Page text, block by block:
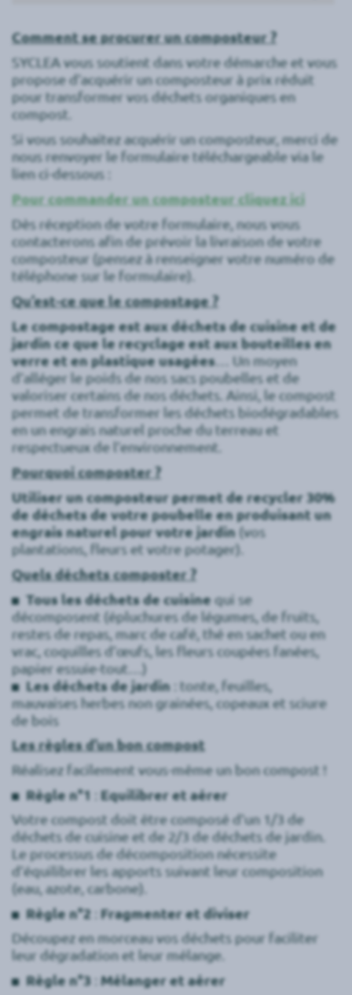
Comment se procurer un composteur ?
SYCLEA vous soutient dans votre démarche et vous
propose d’acquérir un composteur à prix réduit
pour transformer vos déchets organiques en
compost.
Si vous souhaitez acquérir un composteur, merci de
nous renvoyer le formulaire téléchargeable via le
lien ci-dessous :
Pour commander un composteur cliquez ici
Dès réception de votre formulaire, nous vous
contacterons afin de prévoir la livraison de votre
composteur (pensez à renseigner votre numéro de
téléphone sur le formulaire).
Qu’est-ce que le compostage ?
Le compostage est aux déchets de cuisine et de
jardin ce que le recyclage est aux bouteilles en
verre et en plastique usagées… Un moyen
d’alléger le poids de nos sacs poubelles et de
valoriser certains de nos déchets. Ainsi, le compost
permet de transformer les déchets biodégradables
en un engrais naturel proche du terreau et
respectueux de l’environnement.
Pourquoi composter ?
Utiliser un composteur permet de recycler 30%
de déchets de votre poubelle en produisant un
engrais naturel pour votre jardin (vos
plantations, fleurs et votre potager).
Quels déchets composter ?
Tous les déchets de cuisine qui se
décomposent (épluchures de légumes, de fruits,
restes de repas, marc de café, thé en sachet ou en
vrac, coquilles d’œufs, les fleurs coupées fanées,
papier essuie-tout…)
Les déchets de jardin : tonte, feuilles,
mauvaises herbes non grainées, copeaux et sciure
de bois
Les règles d’un bon compost
Réalisez facilement vous-même un bon compost !
Règle n°1 :Equilibrer et aérer
Votre compost doit être composé d’un 1/3 de
déchets de cuisine et de 2/3 de déchets de jardin.
Le processus de décomposition nécessite
d’équilibrer les apports suivant leur composition
(eau, azote, carbone).
Règle n°2 :Fragmenter et diviser
Découpez en morceau vos déchets pour faciliter
leur dégradation et leur mélange.
Règle n°3:Mélanger et aérer